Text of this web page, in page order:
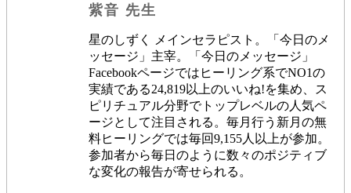
紫音 先生
星のしずく メインセラピスト。「今日のメ
ッセージ」主宰。「今日のメッセージ」
Facebookページではヒーリング系でNO1の
実績である24,819以上のいいね!を集め、ス
ピリチュアル分野でトップレベルの人気ペ
ージとして注目される。毎月行う新月の無
料ヒーリングでは毎回9,155人以上が参加。
参加者から毎日のように数々のポジティブ
な変化の報告が寄せられる。